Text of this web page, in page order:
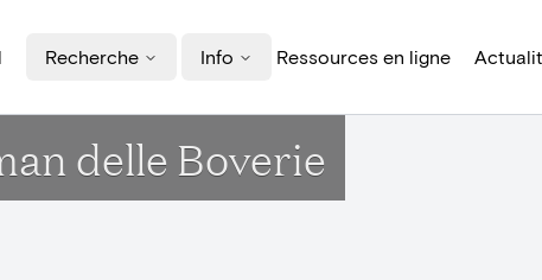
Recherche Info Ressources en ligne
delle Boverie